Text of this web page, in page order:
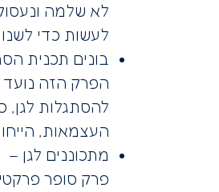
לא שלמה
לעשות כדי
בונים תכנית
הפרק הזה
להסתגלות לגן,
העצמאות,
מתכוננים לגן –
פרק סופר